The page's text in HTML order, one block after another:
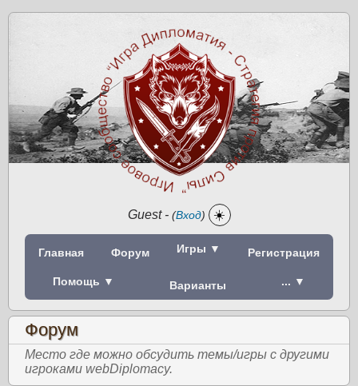
Guest- (Вход) ☀️
Главная Форум Игры ▼ Регистрация
Помощь ▼ Варианты ... ▼
Форум
Место где можно обсудить темы/игры с другими
игроками webDiplomacy.